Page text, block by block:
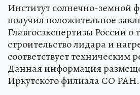
Институт солнечно-земной
получил положительное
Главгосэкспертизы России о
строительство лидара и
соответствует техническим
Данная информация
Иркутского филиала СО РАН.